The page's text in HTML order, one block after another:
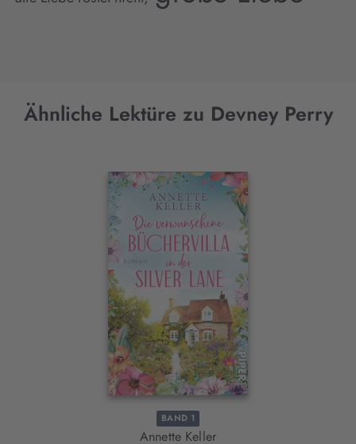
Ähnliche Lektüre zu Devney Perry
BAND 1
Annette Keller